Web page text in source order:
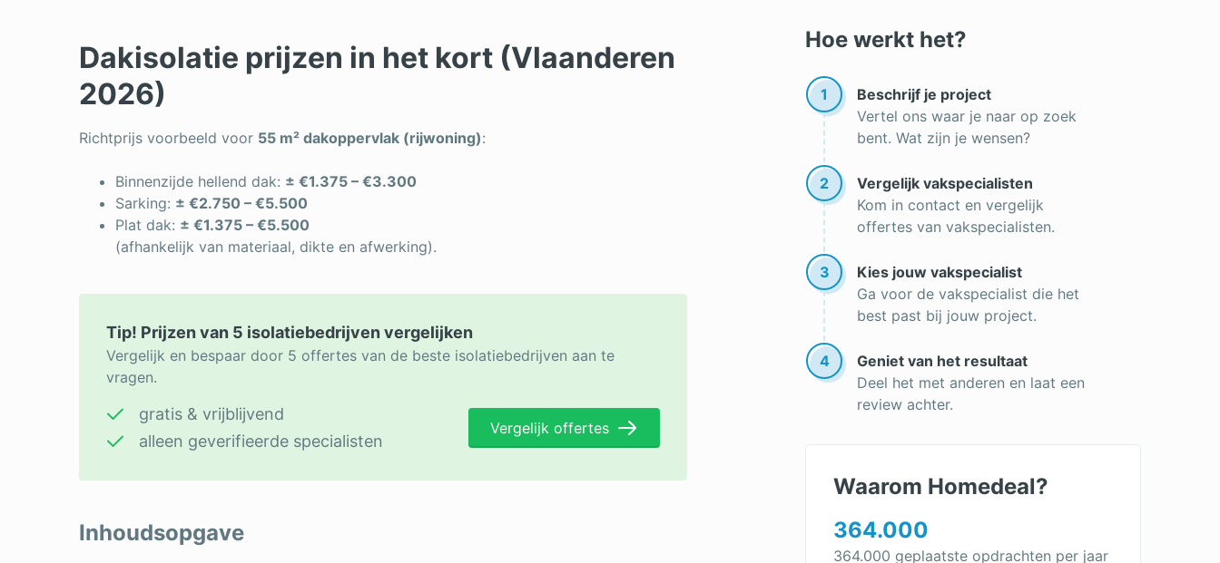
Dakisolatie prijzen in het kort (Vlaanderen
2026)
Richtprijs voorbeeld voor 55 m² dakoppervlak (rijwoning):
Binnenzijde hellend dak: ± €1.375 – €3.300
Sarking: ± €2.750 – €5.500
Plat dak: ± €1.375 – €5.500
(afhankelijk van materiaal, dikte en afwerking).
Tip! Prijzen van 5 isolatiebedrijven vergelijken
Vergelijk en bespaar door 5 offertes van de beste isolatiebedrijven aan te
vragen.
gratis & vrijblijvend
alleen geverifieerde specialisten
Vergelijk offertes
Inhoudsopgave
Hoe werkt het?
1
Beschrijf je project
Vertel ons waar je naar op zoek
bent. Wat zijn je wensen?
2
Vergelijk vakspecialisten
Kom in contact en vergelijk
offertes van vakspecialisten.
3
Kies jouw vakspecialist
Ga voor de vakspecialist die het
best past bij jouw project.
4
Geniet van het resultaat
Deel het met anderen en laat een
review achter.
Waarom Homedeal?
364.000
364.000 geplaatste opdrachten per jaar